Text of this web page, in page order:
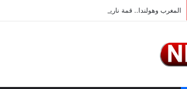
المغرب وهولندا.. قمة نارية بطموح التأهل إلى ثمن النهائي